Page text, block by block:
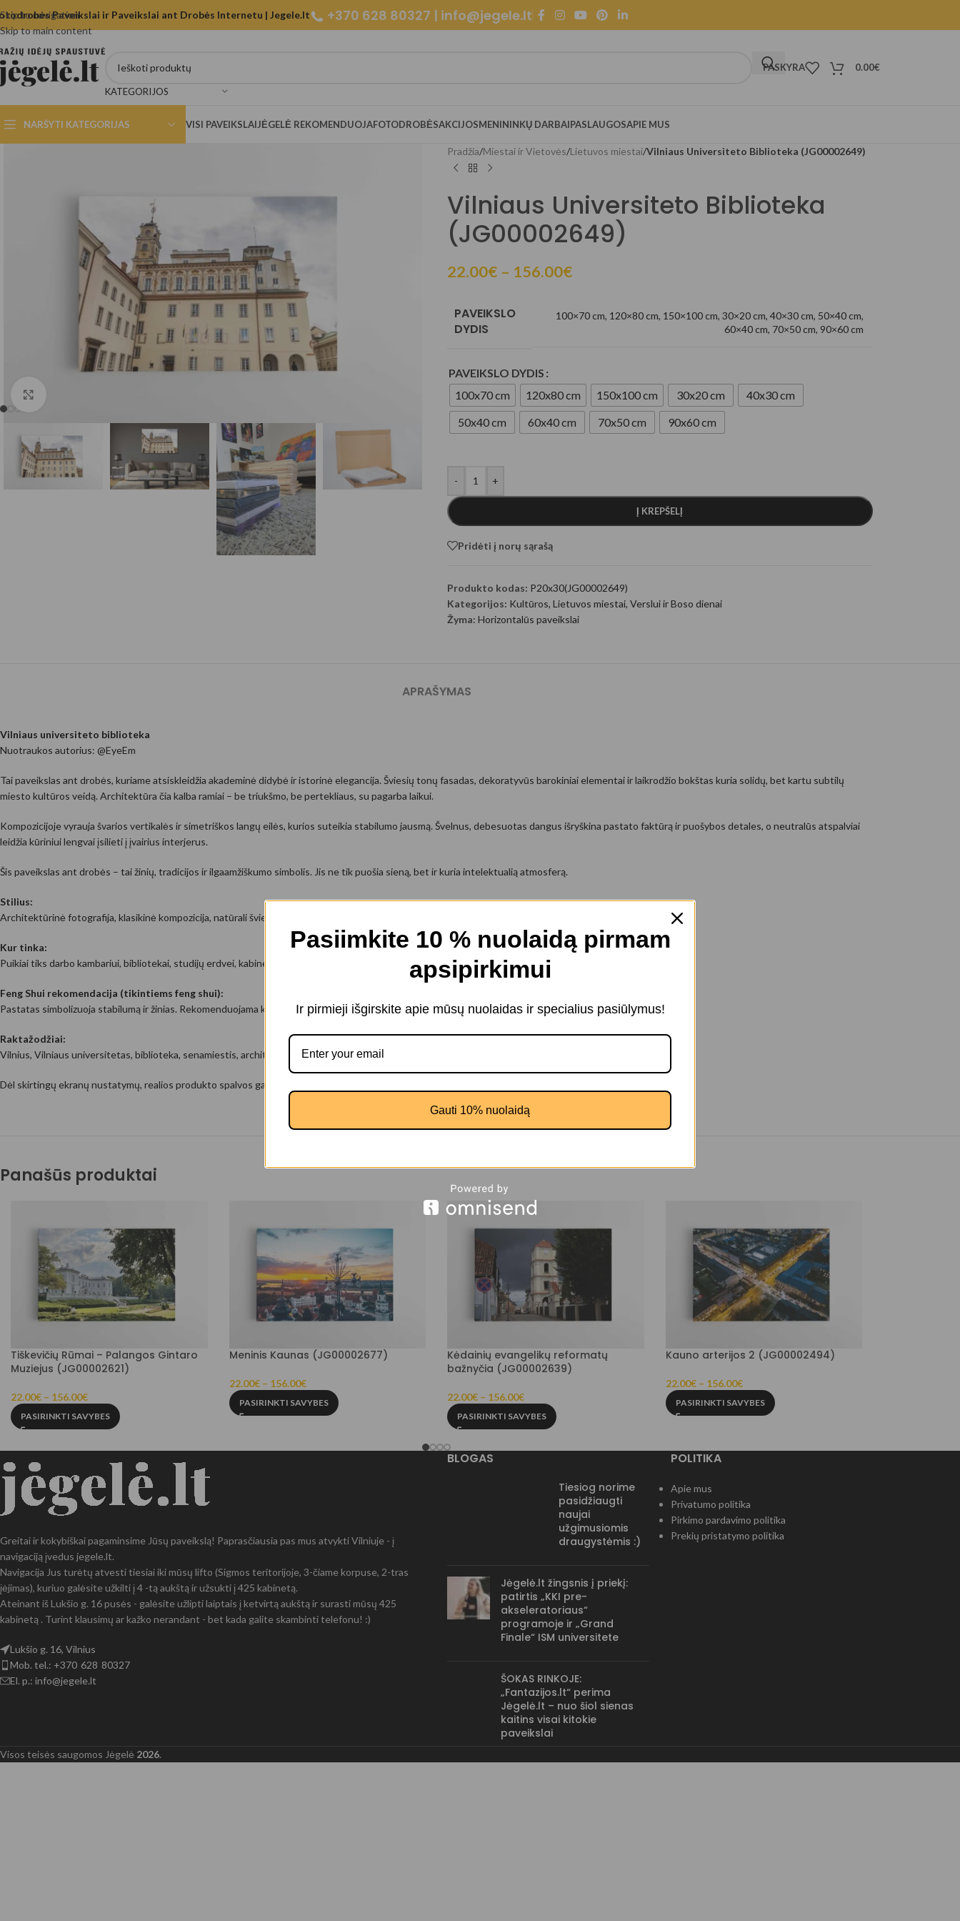
Skip to navigation
Skip to main content
Paveikslai ir Paveikslai ant Drobės Internetu | Jegele.lt +370 628 80327 | info@jegele.lt
KATEGORIJOS
PASKYRA 0.00€
NARŠYTI KATEGORIJAS
DI (AI) Komiksų stiliumi Sugeneruotos Vietos Sugeneruoti Gyvūnai
Kiti DI (AI) Sugeneruoti fantastiniai
VISI PAVEIKSLAIJĖGELĖ REKOMENDUOJAFOTODROBĖSAKCIJOSMENININKŲ DARBAIPASLAUGOSAPIE MUS
Pradžia/Miestai ir Vietovės/Lietuvos miestai/Vilniaus Universiteto Biblioteka (JG00002649)
Vilniaus Universiteto Biblioteka
(JG00002649)
22.00€ – 156.00€
PAVEIKSLO
DYDIS
100×70 cm, 120×80 cm, 150×100 cm, 30×20 cm, 40×30 cm, 50×40 cm,
60×40 cm, 70×50 cm, 90×60 cm
PAVEIKSLO DYDIS
100x70 cm
120x80 cm 150x100 cm 30x20 cm
40x30 cm
50x40 cm
60x40 cm 70x50 cm 90x60 cm
- +
Į KREPŠELĮ
Pridėti į norų sąrašą
Produkto kodas: P20x30(JG00002649)
Kategorijos: Kultūros, Lietuvos miestai, Verslui ir Boso dienai
Žyma: Horizontalūs paveikslai
APRAŠYMAS
Vilniaus universiteto biblioteka
Nuotraukos autorius: @EyeEm
Tai paveikslas ant drobės, kuriame atsiskleidžia akademinė didybė ir istorinė elegancija. Šviesių tonų fasadas, dekoratyvūs barokiniai elementai ir laikrodžio bokštas kuria solidų, bet kartu subtilų
miesto kultūros veidą. Architektūra čia kalba ramiai – be triukšmo, be pertekliaus, su pagarba laikui.
Kompozicijoje vyrauja švarios vertikalės ir simetriškos langų eilės, kurios suteikia stabilumo jausmą. Švelnus, debesuotas dangus išryškina pastato faktūrą ir puošybos detales, o neutralūs atspalviai
leidžia kūriniui lengvai įsilieti į įvairius interjerus.
Šis paveikslas ant drobės – tai žinių, tradicijos ir ilgaamžiškumo simbolis. Jis ne tik puošia sieną, bet ir kuria intelektualią atmosferą.
Stilius:
Architektūrinė fotografija, klasikinė kompozicija, natūrali šviesa, istorinės estetikos akcentai.
Kur tinka:
Puikiai tiks darbo kambariui, bibliotekai, studijų erdvei, kabinetui ar moderniai svetainei su kultūrinio identiteto akcentu.
Feng Shui rekomendacija (tikintiems feng shui):
Pastatas simbolizuoja stabilumą ir žinias. Rekomenduojama kabinti šiaurės rytų zonoje – tai siejama su asmeniniu augimu, mokymusi ir išmintimi.
Raktažodžiai:
Vilnius, Vilniaus universitetas, biblioteka, senamiestis, architektūra, istorija, paveikslas ant drobės
Dėl skirtingų ekranų nustatymų, realios produkto spalvos gali nežymiai skirtis.
Panašūs produktai
Tiškevičių Rūmai – Palangos Gintaro
Muziejus (JG00002621)
22.00€ – 156.00€
PASIRINKTI SAVYBES
Meninis Kaunas (JG00002677)
22.00€ – 156.00€
PASIRINKTI SAVYBES
Kėdainių evangelikų reformatų
bažnyčia (JG00002639)
22.00€ – 156.00€
PASIRINKTI SAVYBES
Kauno arterijos 2 (JG00002494)
22.00€ – 156.00€
PASIRINKTI SAVYBES
Greitai ir kokybiškai pagaminsime Jūsų paveikslą! Paprasčiausia pas mus atvykti Vilniuje - į
navigaciją įvedus jegele.lt.
Navigacija Jus turėtų atvesti tiesiai iki mūsų lifto (Sigmos teritorijoje, 3-čiame korpuse, 2-tras
įėjimas), kuriuo galėsite užkilti į 4 -tą aukštą ir užsukti į 425 kabinetą.
Ateinant iš Lukšio g. 16 pusės - galėsite užlipti laiptais į ketvirtą aukštą ir surasti mūsų 425
kabinetą . Turint klausimų ar kažko nerandant - bet kada galite skambinti telefonu! :)
Lukšio g. 16, Vilnius
Mob. tel.: +370 628 80327
El. p.: info@jegele.lt
BLOGAS
Tiesiog norime
pasidžiaugti
naujai
užgimusiomis
draugystėmis :)
Jėgelė.lt žingsnis į priekį:
patirtis „KKI pre-
akseleratoriaus“
programoje ir „Grand
Finale“ ISM universitete
ŠOKAS RINKOJE:
„Fantazijos.lt“ perima
Jėgelė.lt – nuo šiol sienas
kaitins visai kitokie
paveikslai
POLITIKA
Apie mus
Privatumo politika
Pirkimo pardavimo politika
Prekių pristatymo politika
Visos teisės saugomos Jėgelė 2026.
Pasiimkite 10 % nuolaidą pirmam
apsipirkimui
Ir pirmieji išgirskite apie mūsų nuolaidas ir specialius pasiūlymus!
Gauti 10% nuolaidą